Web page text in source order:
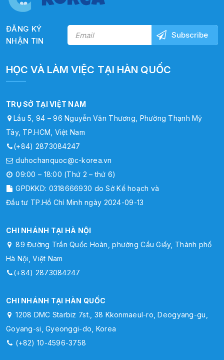
ĐĂNG KÝ
NHẬN TIN
HỌC VÀ LÀM VIỆC TẠI HÀN QUỐC
TRỤ SỞ TẠI VIỆT NAM
Lầu 5, 94 – 96 Nguyễn Văn Thương, Phường Thạnh Mỹ
Tây, TP.HCM, Việt Nam
(+84) 2873084247
duhochanquoc@c-korea.vn
09:00 – 18:00 (Thứ 2 – thứ 6)
GPDKKD: 0318666930 do Sở Kế hoạch và
Đầu tư TP.Hồ Chí Minh ngày 2024-09-13
CHI NHÁNH TẠI HÀ NỘI
89 Đường Trần Quốc Hoàn, phường Cầu Giấy, Thành phố
Hà Nội, Việt Nam
(+84) 2873084247
CHI NHÁNH TẠI HÀN QUỐC
1208 DMC Starbiz 7st., 38 Kkonmaeul-ro, Deogyang-gu,
Goyang-si, Gyeonggi-do, Korea
(+82) 10-4596-3758